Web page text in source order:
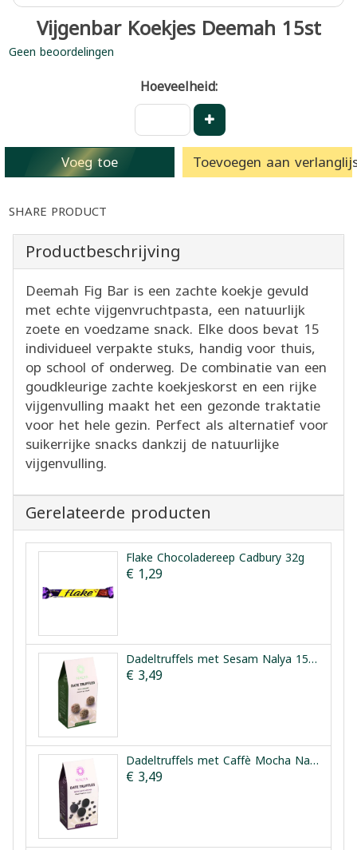
Vijgenbar Koekjes Deemah 15st
Geen beoordelingen
Hoeveelheid:
Voeg toe Toevoegen aan
SHARE PRODUCT
Productbeschrijving
Deemah Fig Bar is een zachte koekje gevuld
met echte vijgenvruchtpasta, een natuurlijk
zoete en voedzame snack. Elke doos bevat 15
individueel verpakte stuks, handig voor thuis,
op school of onderweg. De combinatie van een
goudkleurige zachte koekjeskorst en een rijke
vijgenvulling maakt het een gezonde traktatie
voor het hele gezin. Perfect als alternatief voor
suikerrijke snacks dankzij de natuurlijke
vijgenvulling.
Gerelateerde producten
Flake Chocoladereep Cadbury 32g
€ 1,29
Dadeltruffels met Sesam Nalya 150g
€ 3,49
Dadeltruffels met Caffè Mocha Nalya 150g
€ 3,49